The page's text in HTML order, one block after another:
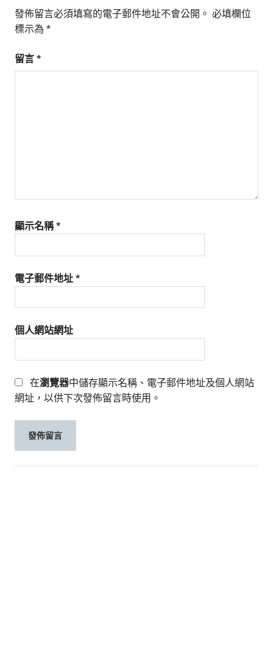
發佈留言必須填寫的電子郵件地址不會公開。 必填欄位
標示為 *
留言 *
顯示名稱*
電子郵件地址 *
個人網站網址
在瀏覽器中儲存顯示名稱、電子郵件地址及個人網站
網址，以供下次發佈留言時使用。